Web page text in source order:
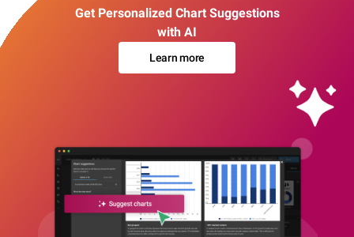
Get Personalized Chart Suggestions
with AI
Learn more